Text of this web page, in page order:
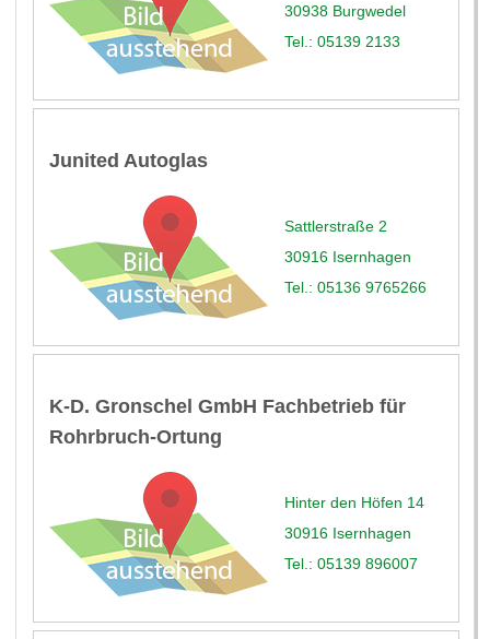
30938 Burgwedel
Tel.: 05139 2133
Junited Autoglas
Sattlerstraße 2
30916 Isernhagen
Tel.: 05136 9765266
K-D. Gronschel GmbH Fachbetrieb für
Rohrbruch-Ortung
Hinter den Höfen 14
30916 Isernhagen
Tel.: 05139 896007